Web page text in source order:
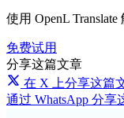
使用 OpenL
免费试用
分享这篇文章
在 X 上分享这篇
通过 WhatsApp 分享